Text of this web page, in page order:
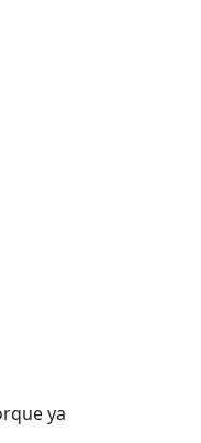
ya